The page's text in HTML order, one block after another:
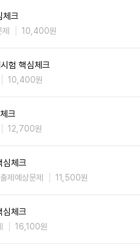
체크
10,400원
험 핵심체크
10,400원
크
12,700원
심체크
제예상문제 11,500원
심체크
16,100원